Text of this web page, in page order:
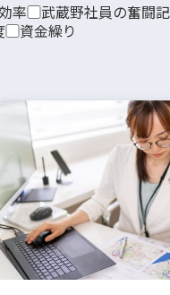
率 武蔵野社員の奮闘記
資金繰り